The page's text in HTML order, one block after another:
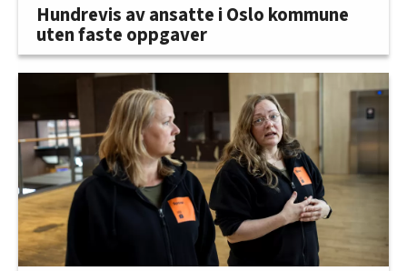
Hundrevis av ansatte i Oslo kommune
uten faste oppgaver